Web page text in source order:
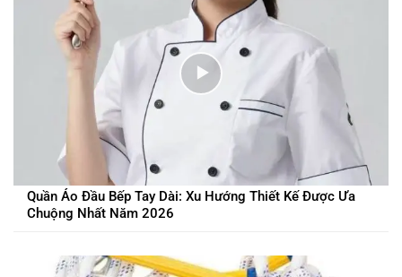
Quần Áo Đầu Bếp Tay Dài: Xu Hướng Thiết Kế Được Ưa
Chuộng Nhất Năm 2026